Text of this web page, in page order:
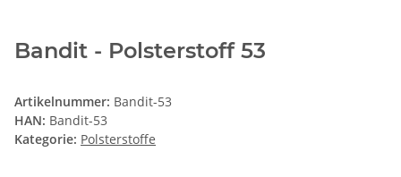
Bandit - Polsterstoff 53
Artikelnummer: Bandit-53
HAN: Bandit-53
Kategorie: Polsterstoffe